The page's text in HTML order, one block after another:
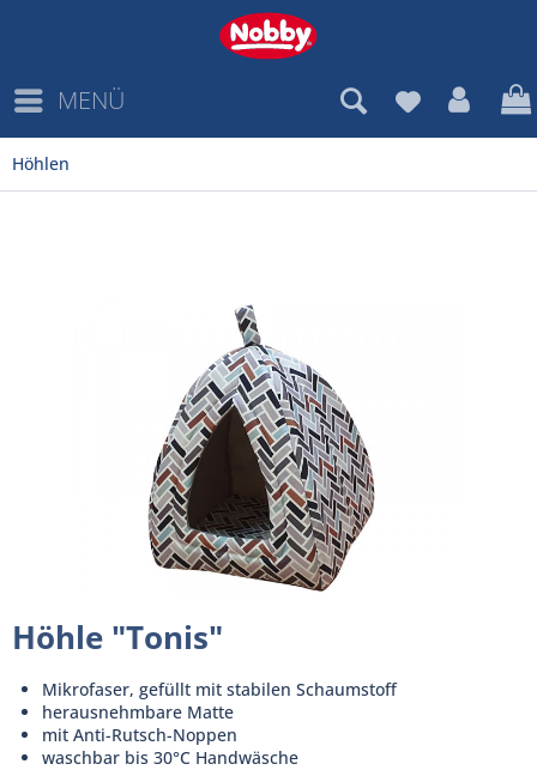
MENÜ
Höhlen
Höhle "Tonis"
Mikrofaser, gefüllt mit stabilen Schaumstoff
herausnehmbare Matte
mit Anti-Rutsch-Noppen
waschbar bis 30°C Handwäsche